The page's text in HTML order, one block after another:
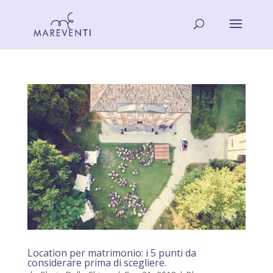
Location per matrimonio: i 5 punti da
considerare prima di scegliere.